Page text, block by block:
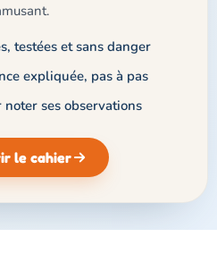
testées et sans danger
expliquée, pas à pas
ses observations
le cahier